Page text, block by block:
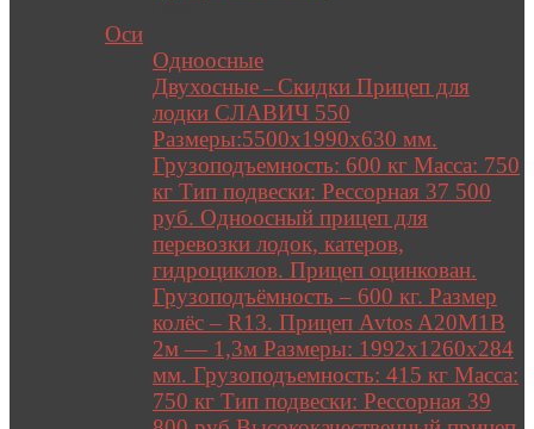
Оси
Одноосные
Двухосные – Скидки Прицеп для
лодки СЛАВИЧ 550
Размеры:5500х1990х630 мм.
Грузоподъемность: 600 кг Масса: 750
кг Тип подвески: Рессорная 37 500
руб. Одноосный прицеп для
перевозки лодок, катеров,
гидроциклов. Прицеп оцинкован.
Грузоподъёмность – 600 кг. Размер
колёс – R13. Прицеп Avtos A20M1B
2м — 1,3м Размеры: 1992х1260х284
мм. Грузоподъемность: 415 кг Масса:
750 кг Тип подвески: Рессорная 39